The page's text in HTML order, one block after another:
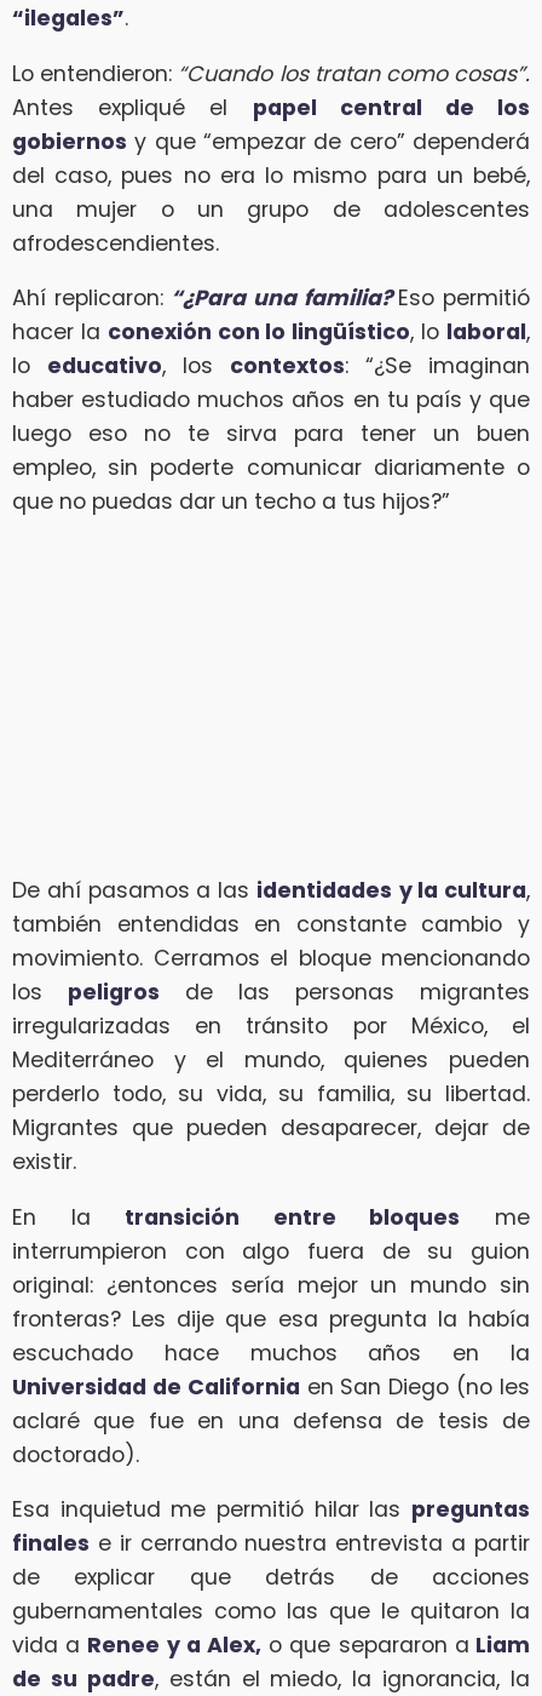
“ilegales”.
Lo entendieron: “Cuando los tratan como cosas”.
Antes expliqué el papel central de los
gobiernos y que “empezar de cero” dependerá
del caso, pues no era lo mismo para un bebé,
una mujer o un grupo de adolescentes
afrodescendientes.
Ahí replicaron: “¿Para una familia?Eso permitió
hacer la conexión con lo lingüístico, lo laboral,
lo educativo, los contextos: “¿Se imaginan
haber estudiado muchos años en tu país y que
luego eso no te sirva para tener un buen
empleo, sin poderte comunicar diariamente o
que no puedas dar un techo a tus hijos?”
De ahí pasamos a las identidades y la cultura,
también entendidas en constante cambio y
movimiento. Cerramos el bloque mencionando
los peligros de las personas migrantes
irregularizadas en tránsito por México, el
Mediterráneo y el mundo, quienes pueden
perderlo todo, su vida, su familia, su libertad.
Migrantes que pueden desaparecer, dejar de
existir.
En la transición entre bloques me
interrumpieron con algo fuera de su guion
original: ¿entonces sería mejor un mundo sin
fronteras? Les dije que esa pregunta la había
escuchado hace muchos años en la
Universidad de California en San Diego (no les
aclaré que fue en una defensa de tesis de
doctorado).
Esa inquietud me permitió hilar las preguntas
finales e ir cerrando nuestra entrevista a partir
de explicar que detrás de acciones
gubernamentales como las que le quitaron la
vida a Renee y a Alex, o que separaron a Liam
de su padre, están el miedo, la ignorancia, la